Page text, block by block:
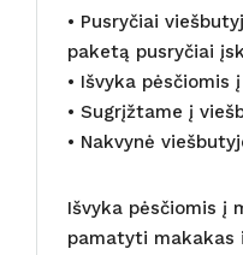
• Pusryčiai
paketą pusryčiai
• Išvyka pėsčiomis
• Sugrįžtame į
• Nakvynė
Išvyka pėsčiomis į
pamatyti makakas